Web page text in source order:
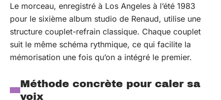
Le morceau, enregistré à Los Angeles à l’été 1983
pour le sixième album studio de Renaud, utilise une
structure couplet-refrain classique. Chaque couplet
suit le même schéma rythmique, ce qui facilite la
mémorisation une fois qu’on a intégré le premier.
Méthode concrète pour caler sa
voix